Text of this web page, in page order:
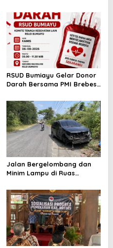
Perkuat Kesehatan Ibu dan
Bayi
RSUD Bumiayu Gelar Donor
Darah Bersama PMI Brebes
Indonesia
Jalan Bergelombang dan
Minim Lampu di Ruas
Telan Korban, Innova
Hantam Pohon di
Bantarkawung